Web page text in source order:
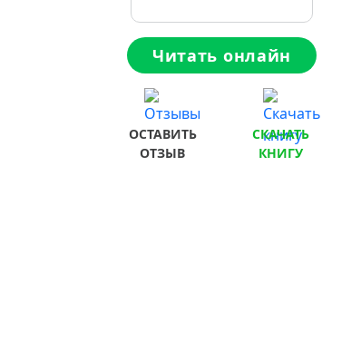
Читать онлайн
ОСТАВИТЬ
ОТЗЫВ
СКАЧАТЬ
КНИГУ